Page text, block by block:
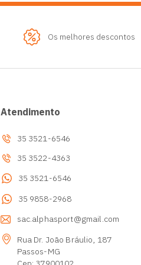
Os melhores descontos
Atendimento
35 3521-6546
35 3522-4363
35 3521-6546
35 9858-2968
sac.alphasport@gmail.com
Rua Dr. João Bráulio, 187
Passos-MG